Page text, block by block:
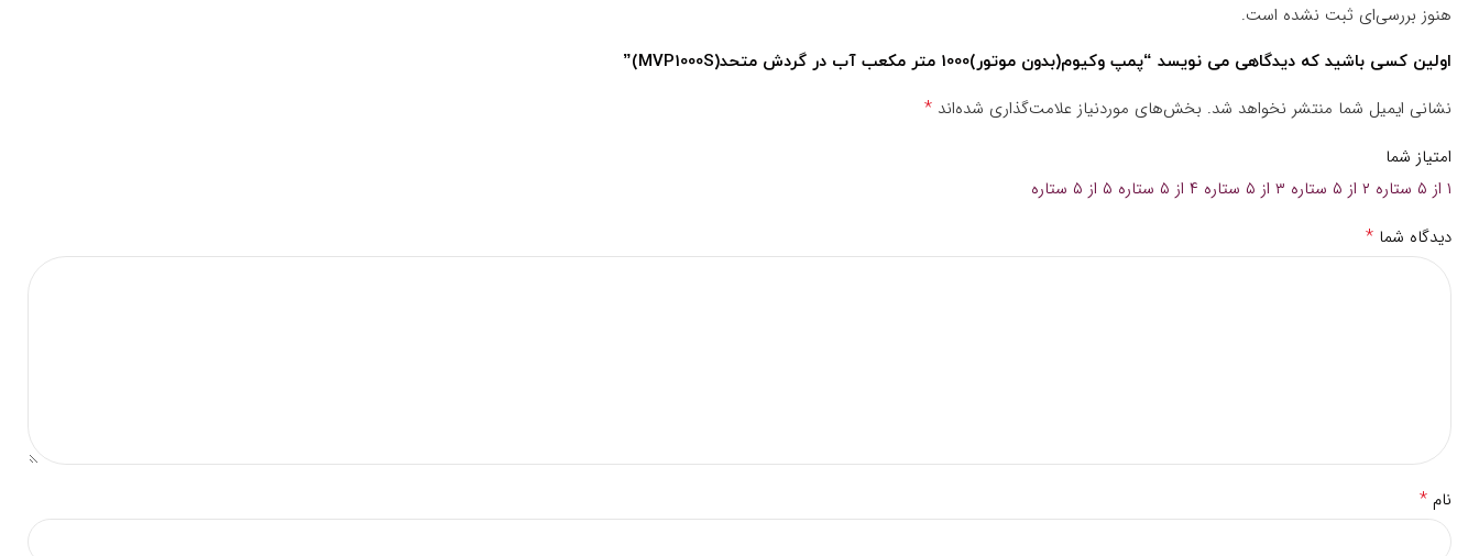
هنوز بررسی‌ای ثبت نشده است.
اولین کسی باشید که دیدگاهی می نویسد “پمپ وکیوم(بدون موتور)1000 متر مکعب آب در گردش متحد(MVP1000S)”
نشانی ایمیل شما منتشر نخواهد شد. بخش‌های موردنیاز علامت‌گذاری شده‌اند *
امتیاز شما
۱ از ۵ ستاره
۲ از ۵ ستاره ۳ از ۵ ستاره ۴ از ۵ ستاره
۵ از ۵ ستاره
دیدگاه شما *
نام *